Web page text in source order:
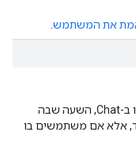
את המשתמש
אופציונלי. אי אפשר לשנות. במרחבים שנוצרו ב-Chat, השעה שבה
אלא אם משתמשים בו